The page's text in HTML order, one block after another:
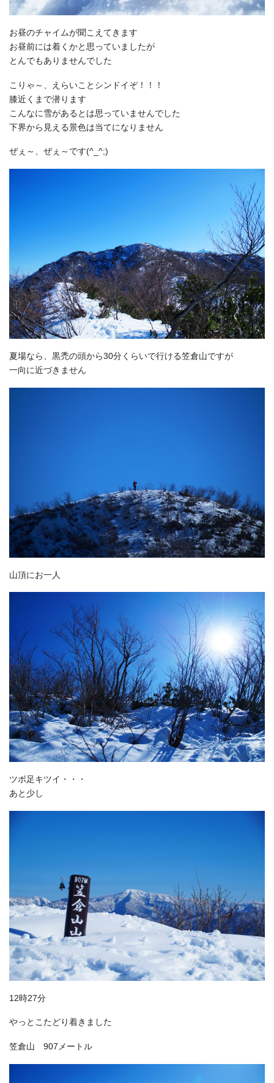
お昼のチャイムが聞こえてきます
お昼前には着くかと思っていましたが
とんでもありませんでした
こりゃ～、えらいことシンドイぞ！！！
膝近くまで潜ります
こんなに雪があるとは思っていませんでした
下界から見える景色は当てになりません
ぜぇ～、ぜぇ～です(^_^;)
夏場なら、黒禿の頭から30分くらいで行ける笠倉山ですが
一向に近づきません
山頂にお一人
ツボ足キツイ・・・
あと少し
12時27分
やっとこたどり着きました
笠倉山 907メートル